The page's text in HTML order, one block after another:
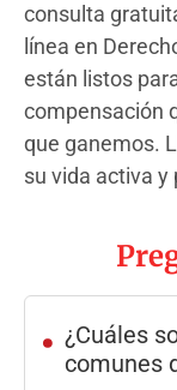
consulta
línea en
están listos
compensación
que ganemos.
su vida activa y
. ¿Cuáles
comunes